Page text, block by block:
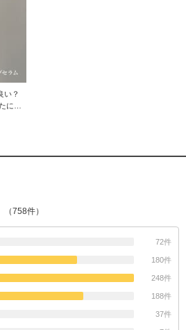
い？
にお
ンス
（758件）
72件
180件
248件
188件
37件